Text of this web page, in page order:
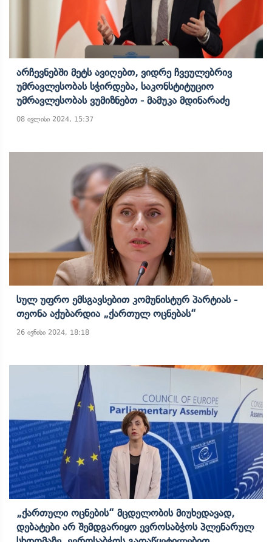
Არჩევნებში Მეტს Ავიღებთ, Ვიდრე Ჩვეულებრივ
Უმრავლესობას Სჭირდება, Საკონსტიტუციო
Უმრავლესობას Ვუმიზნებთ - Მამუკა Მდინარაძე
08 ივლისი 2024, 15:37
Სულ Უფრო Ემსგავსებით Კომუნისტურ Პარტიას -
Თეონა Აქუბარდია „ქართულ Ოცნებას“
26 ივნისი 2024, 18:18
„ქართული Ოცნების“ Მცდელობის Მიუხედავად,
Დებატები Არ Შემდგარიყო Ევროსაბჭოს Პლენარულ